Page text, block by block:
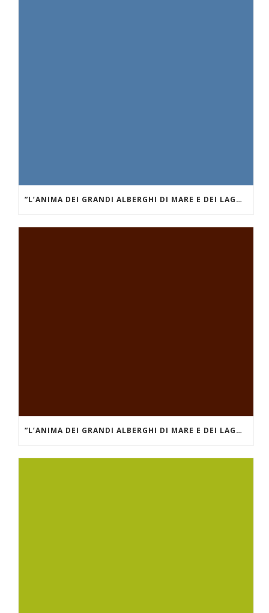
”L’ANIMA DEI GRANDI ALBERGHI DI MARE E DEI LAGHI.” GRAND HÔTEL DES ILES BORROMÉES
”L’ANIMA DEI GRANDI ALBERGHI DI MARE E DEI LAGHI.” VILLA D’ESTE SUL LAGO DI COMO